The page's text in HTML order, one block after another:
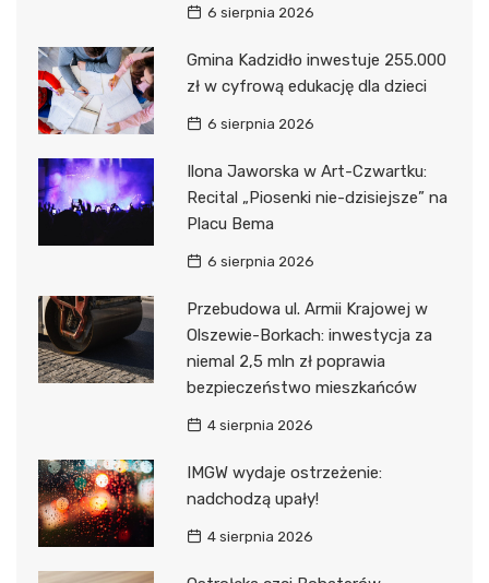
6 sierpnia 2026
Gmina Kadzidło inwestuje 255.000
zł w cyfrową edukację dla dzieci
6 sierpnia 2026
Ilona Jaworska w Art-Czwartku:
Recital „Piosenki nie-dzisiejsze” na
Placu Bema
6 sierpnia 2026
Przebudowa ul. Armii Krajowej w
Olszewie-Borkach: inwestycja za
niemal 2,5 mln zł poprawia
bezpieczeństwo mieszkańców
4 sierpnia 2026
IMGW wydaje ostrzeżenie:
nadchodzą upały!
4 sierpnia 2026